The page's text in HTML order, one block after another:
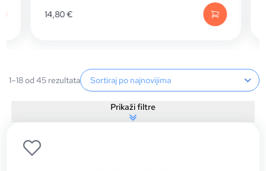
14,80€
1–18 od 45 rezultataSortiranje proizvoda
Prikaži filtre